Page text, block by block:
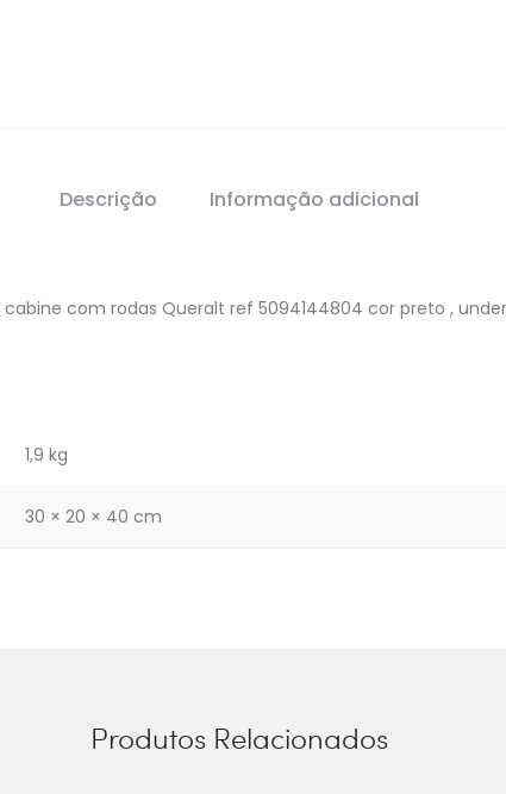
Descrição Informação adicional
cabine com rodas Queralt ref 5094144804 cor preto ,
1,9 kg
30 × 20 × 40 cm
Produtos Relacionados